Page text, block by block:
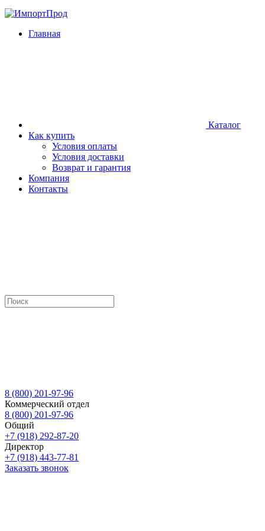
Главная
Каталог
Как купить
Условия оплаты
Условия доставки
Возврат и гарантия
Компания
Контакты
8 (800) 201-97-96
Коммерческий отдел
8 (800) 201-97-96
Общий
+7 (918) 292-87-20
Директор
+7 (918) 443-77-81
Заказать звонок